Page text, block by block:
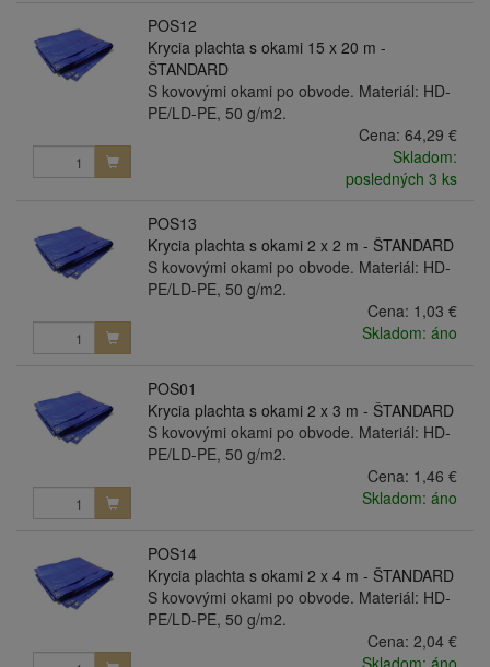
POS12
Krycia plachta s okami 15 x 20 m -
ŠTANDARD
S kovovými okami po obvode. Materiál: HD-
PE/LD-PE, 50 g/m2.
Cena: 64,29 €
Skladom:
posledných 3 ks
POS13
Krycia plachta s okami 2 x 2 m - ŠTANDARD
S kovovými okami po obvode. Materiál: HD-
PE/LD-PE, 50 g/m2.
Cena: 1,03 €
Skladom: áno
POS01
Krycia plachta s okami 2 x 3 m - ŠTANDARD
S kovovými okami po obvode. Materiál: HD-
PE/LD-PE, 50 g/m2.
Cena: 1,46 €
Skladom: áno
POS14
Krycia plachta s okami 2 x 4 m - ŠTANDARD
S kovovými okami po obvode. Materiál: HD-
PE/LD-PE, 50 g/m2.
Cena: 2,04 €
Skladom: áno